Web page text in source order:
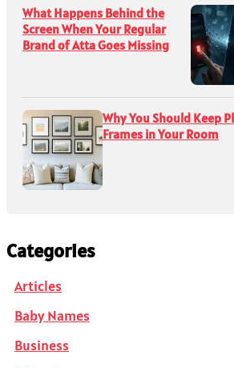
What Happens Behind the
Screen When Your Regular
Brand of Atta Goes Missing
Why You Should Keep
Frames in Your Room
Categories
Articles
Baby Names
Business